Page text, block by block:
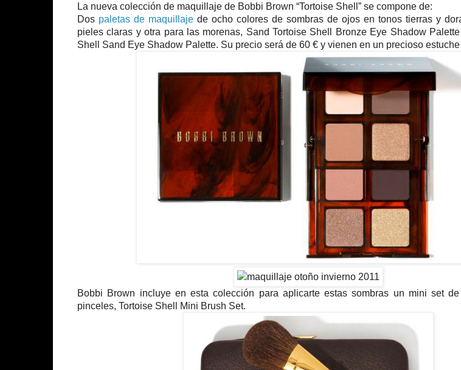
La nueva colección de maquillaje de Bobbi Brown “Tortoise Shell” se compone de:
Dos paletas de maquillaje de ocho colores de sombras de ojos en tonos tierras y
pieles claras y otra para las morenas, Sand Tortoise Shell Bronze Eye Shadow
Shell Sand Eye Shadow Palette. Su precio será de 60 € y vienen en un precioso estuche
Bobbi Brown incluye en esta colección para aplicarte estas sombras un mini set
pinceles, Tortoise Shell Mini Brush Set.